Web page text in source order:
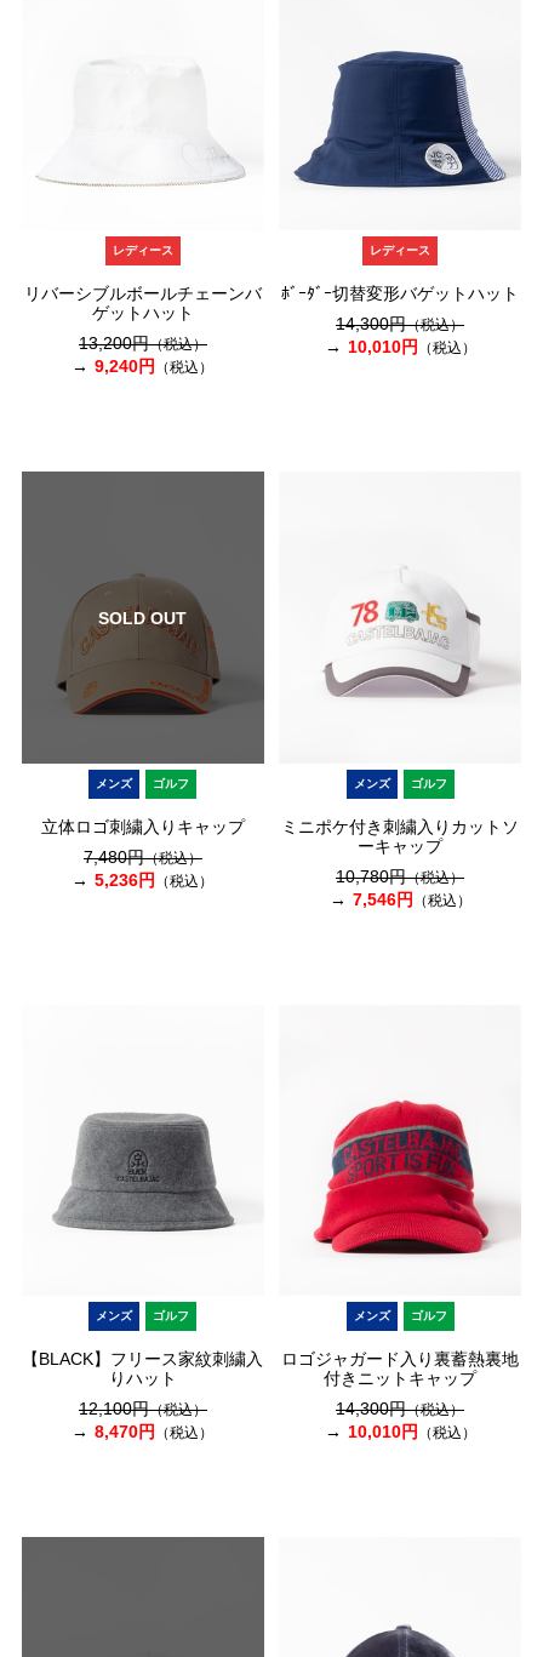
レディース
リバーシブルボールチェーンバ
ゲットハット
13,200円（税込）
9,240円 （税込）
レディース
ﾎﾞｰﾀﾞｰ切替変形バゲットハット
14,300円（税込）
10,010円 （税込）
SOLD OUT
メンズ ゴルフ
立体ロゴ刺繍入りキャップ
7,480円（税込）
5,236円 （税込）
メンズ ゴルフ
ミニポケ付き刺繍入りカットソ
ーキャップ
10,780円（税込）
7,546円 （税込）
メンズ ゴルフ
【BLACK】フリース家紋刺繍入
りハット
12,100円（税込）
8,470円 （税込）
メンズ ゴルフ
ロゴジャガード入り裏蓄熱裏地
付きニットキャップ
14,300円（税込）
10,010円 （税込）